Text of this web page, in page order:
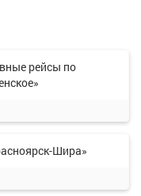
рейсы по
Шира»